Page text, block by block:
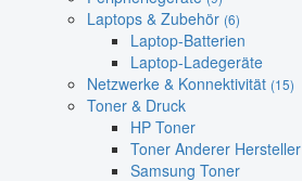
Laptops & Zubehör (6)
Laptop-Batterien
Laptop-Ladegeräte
Netzwerke & Konnektivität (15)
Toner & Druck
HP Toner
Toner Anderer Hersteller
Samsung Toner